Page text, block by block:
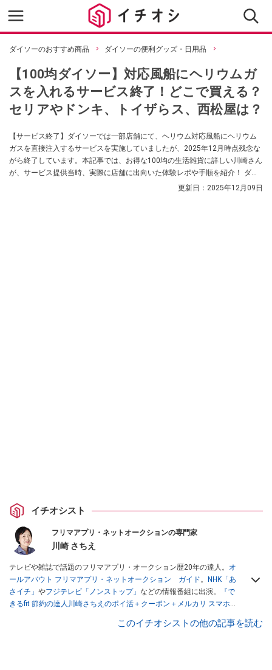
ダイソーのおすすめ商品 ダイソーの便利グッズ・日用品
【100均ダイソー】対応風船にヘリウムガ
スを入れるサービス終了！どこで買える？
セリアやドンキ、トイザらス、西松屋は？
【サービス終了】ダイソーでは一部店舗にて、ヘリウム対応風船にヘリウム
ガスを直接注入するサービスを実施していましたが、2025年12月時点残念な
がら終了しています。本記事では、お得な100均の生活雑貨に詳しい川崎さん
が、サービス提供当時、実際に店舗に出向いた体験レポや手順を紹介！ ダイ
ソーのバルーンの種類にも触れます。さらに、ダイソー以外のお店でのヘリ
更新日： 2025年12月09日
イチオシスト
フリマアプリ・ネットオークションの専門家
川崎 さちえ
テレビや雑誌で話題のフリマアプリ・オークション歴20年の達人。 オ
ールアバウト フリマアプリ・ネットオークション ガイド。
NHK「あ
さイチ」 やフジテレビ「ノンストップ」 などの情報番組に出演。
『で
きるfit 節約の達人川崎さちえのポイ活＋クーポン＋メルカリ スマホで
スマホ1つでスキマ時間に効率的に稼ぐ！』（翔泳社刊） ほか著書多
このイチオシストの他の記事を読む